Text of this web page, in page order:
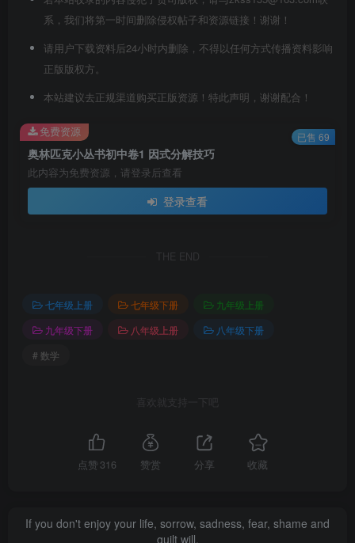
系，我们将第一时间删除侵权帖子和资源链接！谢谢！
请用户下载资料后24小时内删除，不得以任何方式传播资料影响
正版版权方。
本站建议去正规渠道购买正版资源！特此声明，谢谢配合！
奥林匹克小丛书初中卷1 因式分解技巧
此内容为免费资源，请登录后查看
登录查看
免费资源 已售 69
THE END
七年级上册 七年级下册
九年级上册
九年级下册
八年级上册
八年级下册
# 数学
喜欢就支持一下吧
点赞 316 赞赏 分享 收藏
If you don't enjoy your life, sorrow, sadness, fear, shame and
guilt will.